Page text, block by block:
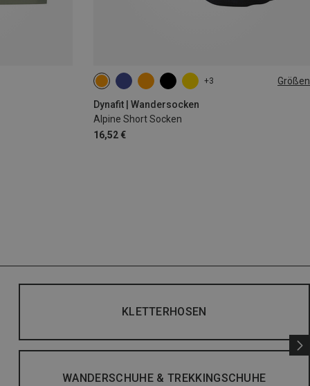
+3 Größen
Dynafit | Wandersocken
Alpine Short Socken
16,52 €
35|36|37|38 39|40|41|42
KLETTERHOSEN
WANDERSCHUHE & TREKKINGSCHUHE